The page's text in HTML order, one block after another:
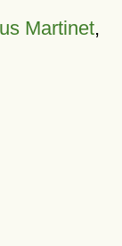
Martinet,